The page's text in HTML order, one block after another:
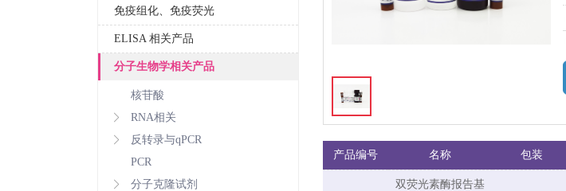
免疫组化、免疫荧光
ELISA 相关产品
分子生物学相关产品
核苷酸
RNA相关
反转录与qPCR
PCR
分子克隆试剂
产品编号 名称 包装
双荧光素酶报告基